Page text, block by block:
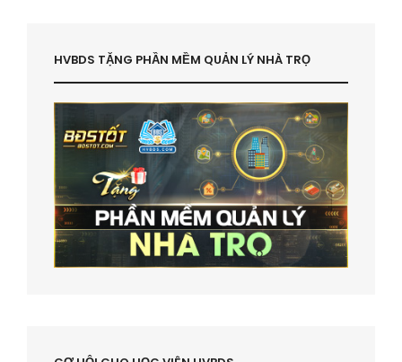
HVBDS TẶNG PHẦN MỀM QUẢN LÝ NHÀ TRỌ